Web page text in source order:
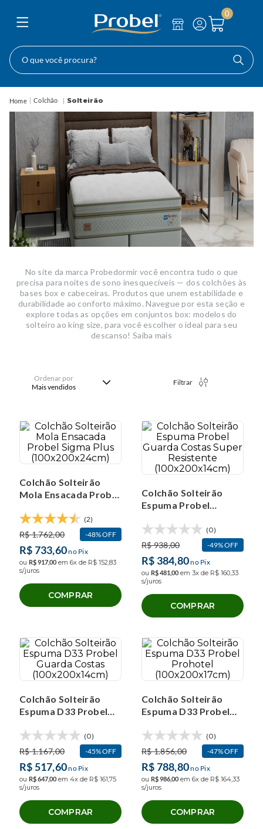
0
O que você procura?
Colchão Solteirão
No site da marca Probedormir você encontra tudo o que
precisa para noites de sono inesquecíveis — dos colchões às
bases box e cabeceiras. Produtos que unem estabilidade e
durabilidade ao conforto máximo. Navegue por esta seção e
explore todas as opções em conjuntos box: modelos do
solteiro ao king size, para você escolher o ideal para seu
descanso! Saiba mais
Ordenar por
Mais vendidos
Filtrar
Colchão Solteirão
Mola Ensacada Probel
(100x200x24cm)
(2)
R$1.762,00 48%OFF
R$733,60no Pix
ou R$91700 em 6x de R$ 152,83
s/juros
COMPRAR
Colchão Solteirão
Espuma Probel
Resistente
(100x200x14cm)
(0)
R$938,00 49%OFF
R$ 384,80no Pix
ou R$481 00 em 3x de R$ 160,33
s/juros
COMPRAR
Colchão Solteirão
Espuma D33 Probel
(100x200x14cm)
(0)
R$1.167,00 45%OFF
R$517,60no Pix
ou R$64700 em 4x de R$ 161,75
s/juros
COMPRAR
Colchão Solteirão
Espuma D33 Probel
(100x200x17cm)
(0)
R$1.856,00 47%OFF
R$788,80no Pix
ou R$98600 em 6x de R$ 164,33
s/juros
COMPRAR